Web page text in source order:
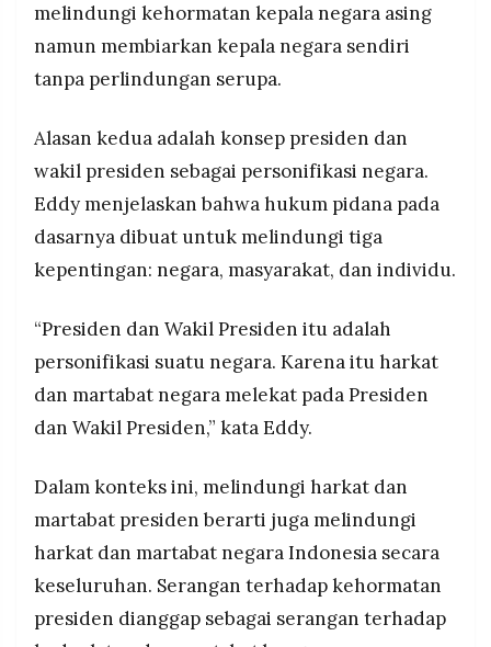
melindungi kehormatan kepala negara asing
namun membiarkan kepala negara sendiri
tanpa perlindungan serupa.
Alasan kedua adalah konsep presiden dan
wakil presiden sebagai personifikasi negara.
Eddy menjelaskan bahwa hukum pidana pada
dasarnya dibuat untuk melindungi tiga
kepentingan: negara, masyarakat, dan individu.
“Presiden dan Wakil Presiden itu adalah
personifikasi suatu negara. Karena itu harkat
dan martabat negara melekat pada Presiden
dan Wakil Presiden,” kata Eddy.
Dalam konteks ini, melindungi harkat dan
martabat presiden berarti juga melindungi
harkat dan martabat negara Indonesia secara
keseluruhan. Serangan terhadap kehormatan
presiden dianggap sebagai serangan terhadap